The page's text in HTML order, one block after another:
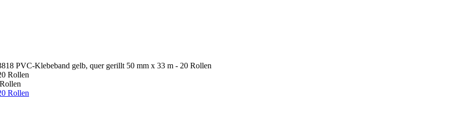
PVC-Klebeband gelb, quer gerillt 50 mm x 33 m - 20 Rollen